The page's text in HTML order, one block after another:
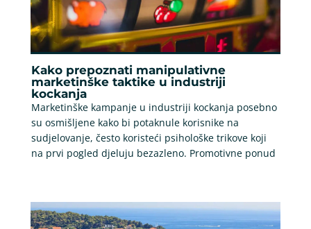
Kako prepoznati manipulativne
marketinške taktike u industriji
kockanja
Marketinške kampanje u industriji kockanja posebno
su osmišljene kako bi potaknule korisnike na
sudjelovanje, često koristeći psihološke trikove koji
na prvi pogled djeluju bezazleno. Promotivne ponud